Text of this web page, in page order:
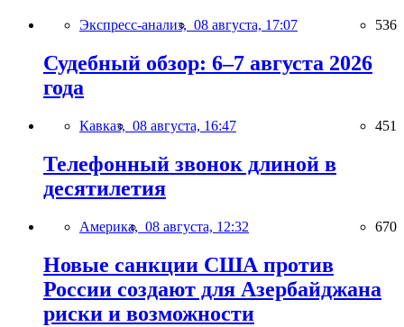
Экспресс-анализ, 08 августа, 17:07 536
Судебный обзор: 6–7 августа 2026
года
Кавказ, 08 августа, 16:47 451
Телефонный звонок длиной в
десятилетия
Америка, 08 августа, 12:32 670
Новые санкции США против
России создают для Азербайджана
риски и возможности